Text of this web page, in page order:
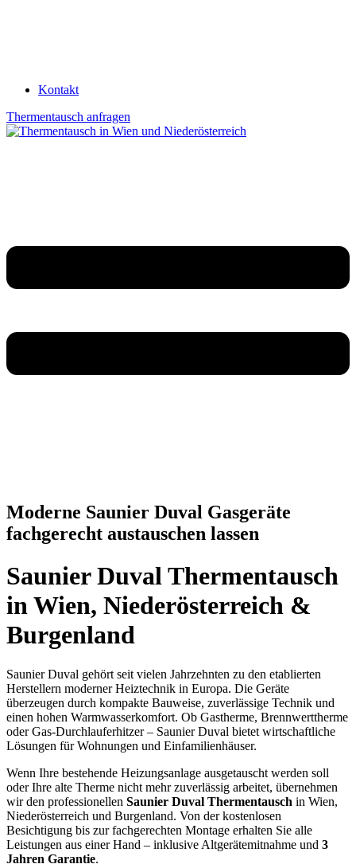
Kontakt
Thermentausch anfragen
Moderne Saunier Duval Gasgeräte
fachgerecht austauschen lassen
Saunier Duval Thermentausch
in Wien, Niederösterreich &
Burgenland
Saunier Duval gehört seit vielen Jahrzehnten zu den etablierten
Herstellern moderner Heiztechnik in Europa. Die Geräte
überzeugen durch kompakte Bauweise, zuverlässige Technik und
einen hohen Warmwasserkomfort. Ob Gastherme, Brennwerttherme
oder Gas-Durchlauferhitzer – Saunier Duval bietet wirtschaftliche
Lösungen für Wohnungen und Einfamilienhäuser.
Wenn Ihre bestehende Heizungsanlage ausgetauscht werden soll
oder Ihre alte Therme nicht mehr zuverlässig arbeitet, übernehmen
wir den professionellen Saunier Duval Thermentausch in Wien,
Niederösterreich und Burgenland. Von der kostenlosen
Besichtigung bis zur fachgerechten Montage erhalten Sie alle
Leistungen aus einer Hand – inklusive Altgerätemitnahme und 3
Jahren Garantie.